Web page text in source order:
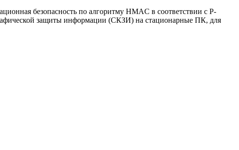
безопасность по алгоритму HMAC в соответствии с P-
защиты информации (СКЗИ) на стационарные ПК, для